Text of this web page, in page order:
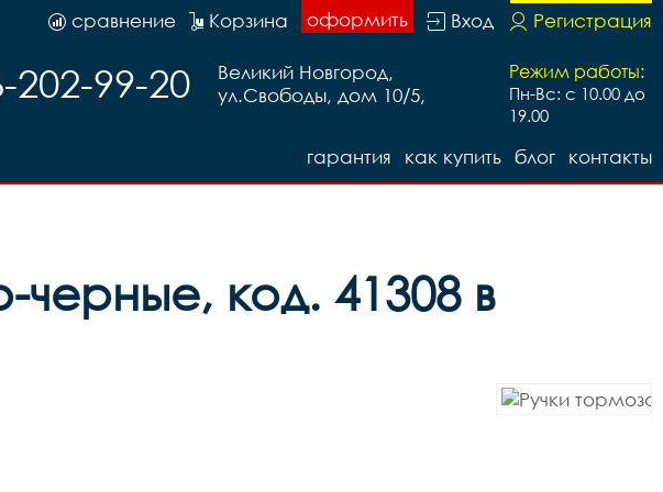
Регистрация
Вход
оформить
Корзина
сравнение
Режим работы:
Пн-Вс: с 10.00 до
19.00
Великий Новгород,
ул.Свободы, дом 10/5,
202-99-20
контакты
блог
как купить
гарантия
код. 41308 в